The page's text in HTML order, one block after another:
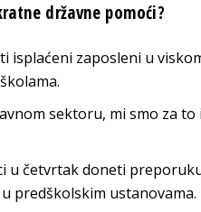
državne pomoći?
isplaćeni zaposleni u
sektoru, mi smo za
u četvrtak doneti
predškolskim ustanovama.